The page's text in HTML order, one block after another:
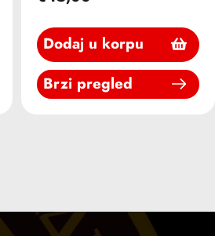
Dodaj u korpu
Brzi pregled